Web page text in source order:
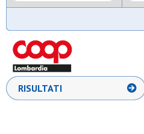
RISULTATI